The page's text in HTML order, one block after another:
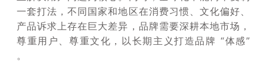
一套打法，不同国家和地区在消费习惯、文化偏好、
产品诉求上存在巨大差异，品牌需要深耕本地市场，
尊重用户、尊重文化，以长期主义打造品牌 “体感”
。